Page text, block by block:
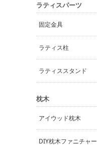
ラティスパーツ
固定金具
ラティス柱
ラティススタンド
枕木
アイウッド枕木
DIY枕木ファニチャー